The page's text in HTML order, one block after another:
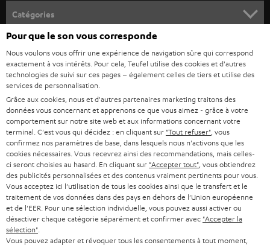
o
u
à
l
a
n
e
w
s
l
e
t
t
Catégories
HOME CINEMA
SYSTEMES COMPLETS HOME CINEMA
BARRES DE SON
STEREO
SMART HOME
BLUETOOTH
CASQUES AUDIO
CASQUES BLUETOOTH AUDIO
Société
SUPPORT
CARRIÈRE
PRESSE
B2B
BLOG
NEWSLETTER
MAGASINS
Boutiques en ligne Teufel
ALLEMAGNE
AUTRICHE
SUISSE
PAYS-BAS
BELGIQUE
Pour que le son vous corresponde
Nous voulons vous offrir une expérience de navigation sûre qui correspond
exactement à vos intérêts. Pour cela, Teufel utilise des cookies et d'autres
technologies de suivi sur ces pages – également celles de tiers et utilise des
services de personnalisation.
Grâce aux cookies, nous et d'autres partenaires marketing traitons des
données vous concernant et apprenons ce que vous aimez - grâce à votre
comportement sur notre site web et aux informations concernant votre
terminal. C'est vous qui décidez : en cliquant sur "Tout refuser" , vous
confirmez nos paramètres de base, dans lesquels nous n'activons que les
cookies nécessaires. Vous recevrez ainsi des recommandations, mais celles-
ci seront choisies au hasard. En cliquant sur "Accepter tout" , vous obtiendrez
des publicités personnalisées et des contenus vraiment pertinents pour vous.
Vous acceptez ici l'utilisation de tous les cookies ainsi que le transfert et le
traitement de vos données dans des pays en dehors de l'Union européenne
et de l'EER. Pour une sélection individuelle, vous pouvez aussi activer ou
désactiver chaque catégorie séparément et confirmer avec "Accepter la
sélection"
Vous pouvez adapter et révoquer tous les consentements à tout moment,